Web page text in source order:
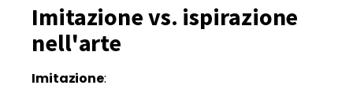
Imitazione vs. ispirazione
nell'arte
Imitazione: